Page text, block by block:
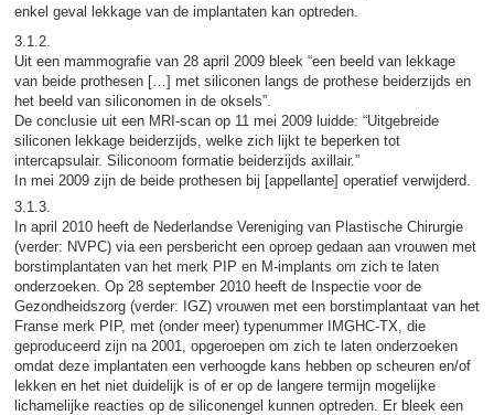
enkel geval lekkage van de implantaten kan optreden.
3.1.2.
Uit een mammografie van 28 april 2009 bleek “een beeld van lekkage
van beide prothesen […] met siliconen langs de prothese beiderzijds en
het beeld van siliconomen in de oksels”.
De conclusie uit een MRI-scan op 11 mei 2009 luidde: “Uitgebreide
siliconen lekkage beiderzijds, welke zich lijkt te beperken tot
intercapsulair. Siliconoom formatie beiderzijds axillair.”
In mei 2009 zijn de beide prothesen bij [appellante] operatief verwijderd.
3.1.3.
In april 2010 heeft de Nederlandse Vereniging van Plastische Chirurgie
(verder: NVPC) via een persbericht een oproep gedaan aan vrouwen met
borstimplantaten van het merk PIP en M-implants om zich te laten
onderzoeken. Op 28 september 2010 heeft de Inspectie voor de
Gezondheidszorg (verder: IGZ) vrouwen met een borstimplantaat van het
Franse merk PIP, met (onder meer) typenummer IMGHC-TX, die
geproduceerd zijn na 2001, opgeroepen om zich te laten onderzoeken
omdat deze implantaten een verhoogde kans hebben op scheuren en/of
lekken en het niet duidelijk is of er op de langere termijn mogelijke
lichamelijke reacties op de siliconengel kunnen optreden. Er bleek een